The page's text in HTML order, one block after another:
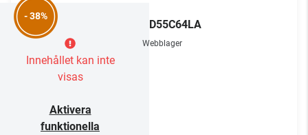
- 38%
Innehållet kan inte
visas
Aktivera
funktionella
OLED55C64LA
Webblager